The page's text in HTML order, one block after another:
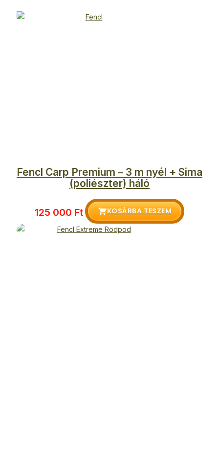
Fencl Carp Premium – 3 m nyél + Sima
(poliészter) háló
125 000 Ft KOSÁRBA TESZEM